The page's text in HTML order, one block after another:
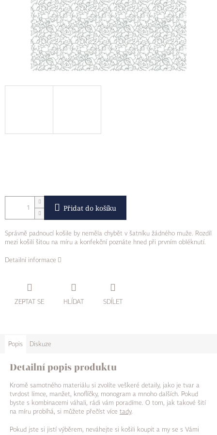
Přidat do košíku
Správně padnoucí košile by neměla chybět v šatníku žádného muže. Rozdíl
mezi košilí šitou na míru a konfekční poznáte hned při prvním obléknutí.
Detailní informace
ZEPTAT SE HLÍDAT SDÍLET
Popis Diskuze
Detailní popis produktu
Kromě samotného materiálu si zvolíte veškeré detaily, jako je tvar a
tvrdost límce, manžet, knoflíčky, monogram a mnoho dalších. Pokud
byste s kombinacemi váhali, rádi vám poradíme. O tom, jak takové šití
na míru probíhá, si můžete přečíst více tady.
Pokud jste si jistí výběrem, neváhejte si košili koupit a my se s Vámi